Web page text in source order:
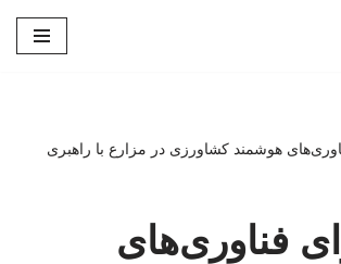
هوشمند کشاورزی در مزارع با راهبری
فناوری‌های